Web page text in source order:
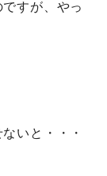
すが、やっ
いと・・・